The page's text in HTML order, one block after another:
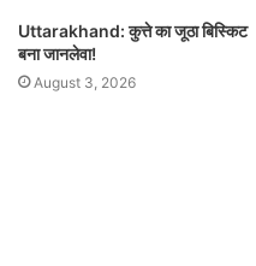
Uttarakhand: कुत्ते का जूठा बिस्किट
बना जानलेवा!
August 3, 2026